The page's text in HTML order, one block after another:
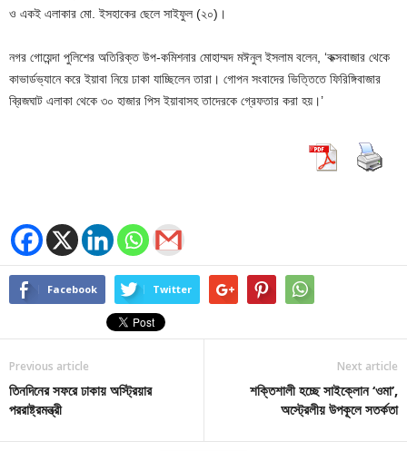
ও একই এলাকার মো. ইসহাকের ছেলে সাইফুল (২০)।
নগর গোয়েন্দা পুলিশের অতিরিক্ত উপ-কমিশনার মোহাম্মদ মঈনুল ইসলাম বলেন, ‘কক্সবাজার থেকে
কাভার্ডভ্যানে করে ইয়াবা নিয়ে ঢাকা যাচ্ছিলেন তারা। গোপন সংবাদের ভিত্তিতে ফিরিঙ্গিবাজার
ব্রিজঘাট এলাকা থেকে ৩০ হাজার পিস ইয়াবাসহ তাদেরকে গ্রেফতার করা হয়।’
Facebook Twitter
Previous article
তিনদিনের সফরে ঢাকায় অস্ট্রিয়ার
পররাষ্ট্রমন্ত্রী
Next article
শক্তিশালী হচ্ছে সাইক্লোন ‘ওমা’,
অস্ট্রেলীয় উপকূলে সতর্কতা